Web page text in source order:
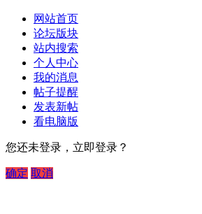
网站首页
论坛版块
站内搜索
个人中心
我的消息
帖子提醒
发表新帖
看电脑版
您还未登录，立即登录？
确定 取消